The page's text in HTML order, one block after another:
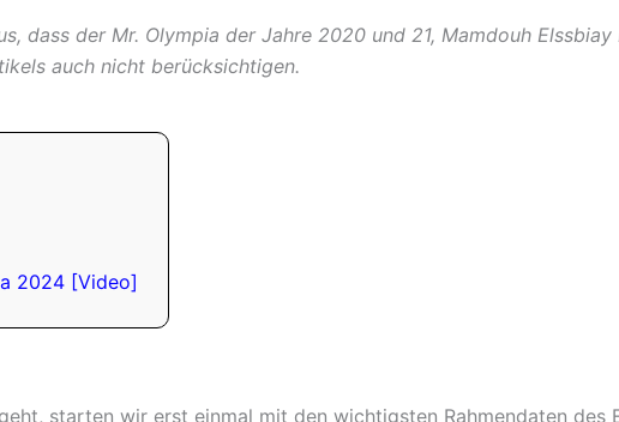
dass der Mr. Olympia der Jahre 2020 und 21, Mamdouh
auch nicht berücksichtigen.
2024 [Video]
starten wir erst einmal mit den wichtigsten Rahmendaten des